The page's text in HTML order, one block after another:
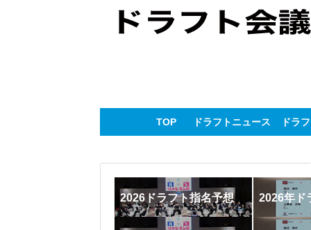
TOP ドラフトニュース ドラ
2026ドラフト指名予想 2026年ド